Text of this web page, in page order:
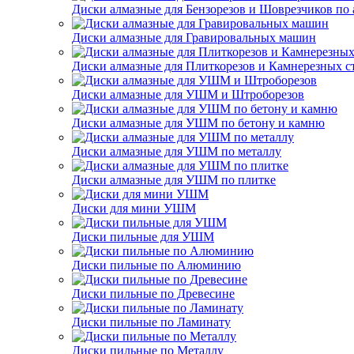
Диски алмазные для Бензорезов и Шоврезчиков по
Диски алмазные для Гравировальных машин
Диски алмазные для Плиткорезов и Камнерезных
Диски алмазные для УШМ и Штроборезов
Диски алмазные для УШМ по бетону и камню
Диски алмазные для УШМ по металлу
Диски алмазные для УШМ по плитке
Диски для мини УШМ
Диски пильные для УШМ
Диски пильные по Алюминию
Диски пильные по Древесине
Диски пильные по Ламинату
Диски пильные по Металлу